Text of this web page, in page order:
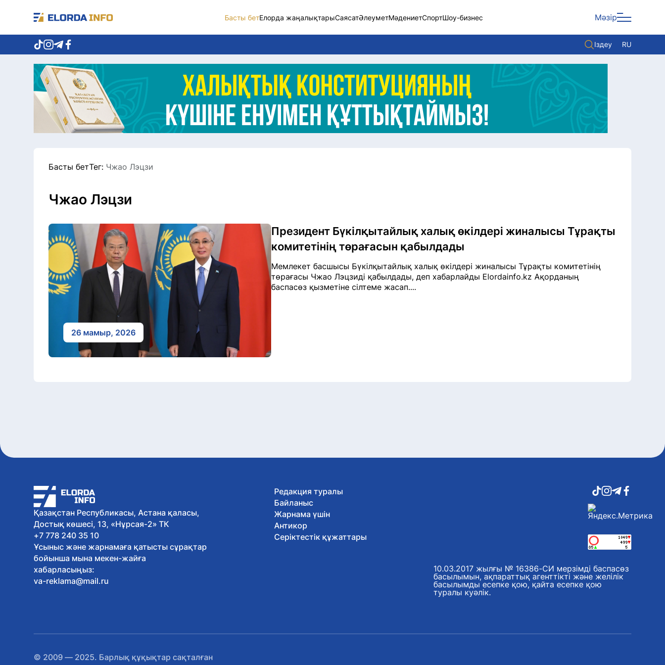
Басты бетЕлорда жаңалықтарыСаясатӘлеуметМәдениетСпортШоу-бизнес Мәзір
Іздеу RU
Елорда жаңалықтары
Көзқарас
Саясат
Видео
Әлеумет
Әлем
Басты бетТег: Чжао Лэцзи
Чжао Лэцзи
26 мамыр, 2026
Президент Бүкілқытайлық халық өкілдері жиналысы Тұрақты
комитетінің төрағасын қабылдады
Мемлекет басшысы Бүкілқытайлық халық өкілдері жиналысы Тұрақты комитетінің
төрағасы Чжао Лэцзиді қабылдады, деп хабарлайды Elordainfo.kz Ақорданың
баспасөз қызметіне сілтеме жасап....
Қазақстан Республикасы, Астана қаласы,
Достық көшесі, 13, «Нұрсая-2» ТК
+7 778 240 35 10
Ұсыныс және жарнамаға қатысты сұрақтар
бойынша мына мекен-жайға
хабарласыңыз:
va-reklama@mail.ru
Редакция туралы
Байланыс
Жарнама үшін
Антикор
Серіктестік құжаттары
10.03.2017 жылғы № 16386-СИ мерзімді баспасөз
басылымын, ақпараттық агенттікті және желілік
басылымды есепке қою, қайта есепке қою
туралы куәлік.
© 2009 — 2025. Барлық құқықтар сақталған